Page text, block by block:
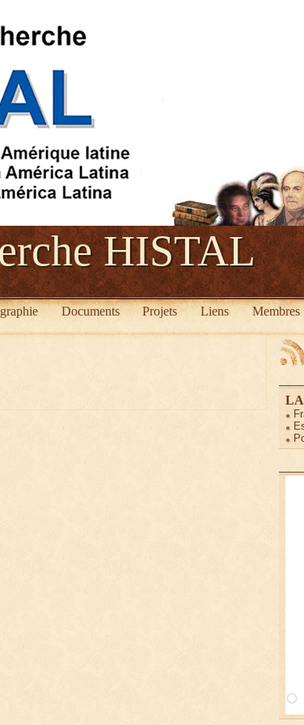
HISTAL
Documents Projets Liens Membres